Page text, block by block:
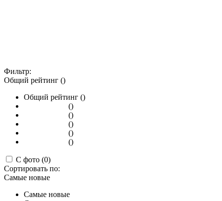
Фильтр:
Общий рейтинг ()
Общий рейтинг ()
()
()
()
()
()
С фото (0)
Сортировать по:
Самые новые
Самые новые